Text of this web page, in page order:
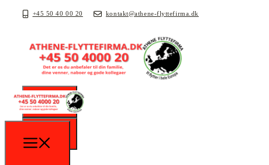
+45 50 40 00 20 kontakt@athene-flyttefirma.dk